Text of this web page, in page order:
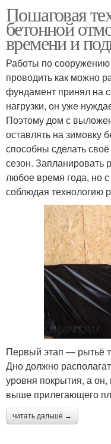
Пошаговая
бетонной
времени и
Работы по сооружению
проводить как можно
фундамент принял на
нагрузки, он уже
Поэтому дом с
оставлять на зимовку
способны сделать
сезон. Запланировать
любое время года, но
соблюдая технологию
Первый этап — рытьё
Дно должно
уровня покрытия, а
выше прилегающего
читать дальше →